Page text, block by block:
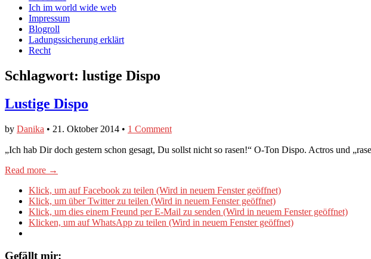
Ich im world wide web
Impressum
Blogroll
Ladungssicherung erklärt
Recht
Schlagwort: lustige Dispo
Lustige Dispo
by Danika • 21. Oktober 2014 • 1 Comment
„Ich hab Dir doch gestern schon gesagt, Du sollst nicht so rasen!“ O-Ton Dispo. Actros und
Read more →
Klick, um auf Facebook zu teilen (Wird in neuem Fenster geöffnet)
Klick, um über Twitter zu teilen (Wird in neuem Fenster geöffnet)
Klick, um dies einem Freund per E-Mail zu senden (Wird in neuem Fenster geöffnet)
Klicken, um auf WhatsApp zu teilen (Wird in neuem Fenster geöffnet)
Gefällt mir: